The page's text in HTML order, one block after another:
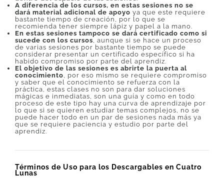
A diferencia de los cursos, en estas sesiones no se
dará material adicional de apoyo ya que este requiere
bastante tiempo de creación, por lo que se
recomienda tener siempre lápiz y papel a la mano.
En estas sesiones tampoco se dará certificado como si
sucede con los cursos , aunque si se hace un proceso
de varias sesiones por bastante tiempo se puede
considerar presentar un certificado específico si ha
habido compromiso por parte del aprendiz.
El objetivo de las sesiones es abrirte la puerta al
conocimiento , por eso mismo se requiere compromiso
y saber que el conocimiento se refuerza con la
práctica, estas clases no son para dar soluciones
mágicas e inmediatas, son una guía y como en todo
proceso de este tipo hay una curva de aprendizaje por
lo que si se quieren estudiar temas complejos, no se
puede hacer todo en un par de sesiones nada más ya
que se requiere paciencia y estudio por parte del
aprendiz.
Términos de Uso para los Descargables en Cuatro
Lunas